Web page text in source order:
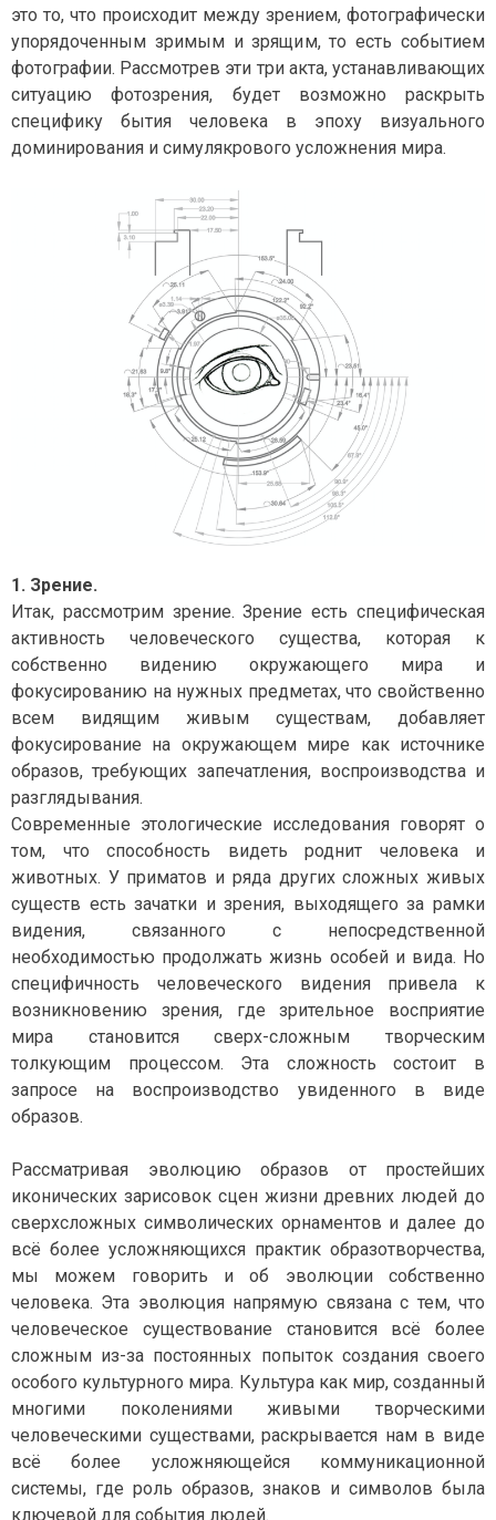
это то, что происходит между зрением, фотографически
упорядоченным зримым и зрящим, то есть событием
фотографии. Рассмотрев эти три акта, устанавливающих
ситуацию фотозрения, будет возможно раскрыть
специфику бытия человека в эпоху визуального
доминирования и симулякрового усложнения мира.
1. Зрение.
Итак, рассмотрим зрение. Зрение есть специфическая
активность человеческого существа, которая к
собственно видению окружающего мира и
фокусированию на нужных предметах, что свойственно
всем видящим живым существам, добавляет
фокусирование на окружающем мире как источнике
образов, требующих запечатления, воспроизводства и
разглядывания.
Современные этологические исследования говорят о
том, что способность видеть роднит человека и
животных. У приматов и ряда других сложных живых
существ есть зачатки и зрения, выходящего за рамки
видения, связанного с непосредственной
необходимостью продолжать жизнь особей и вида. Но
специфичность человеческого видения привела к
возникновению зрения, где зрительное восприятие
мира становится сверх-сложным творческим
толкующим процессом. Эта сложность состоит в
запросе на воспроизводство увиденного в виде
образов.
Рассматривая эволюцию образов от простейших
иконических зарисовок сцен жизни древних людей до
сверхсложных символических орнаментов и далее до
всё более усложняющихся практик образотворчества,
мы можем говорить и об эволюции собственно
человека. Эта эволюция напрямую связана с тем, что
человеческое существование становится всё более
сложным из-за постоянных попыток создания своего
особого культурного мира. Культура как мир, созданный
многими поколениями живыми творческими
человеческими существами, раскрывается нам в виде
всё более усложняющейся коммуникационной
системы, где роль образов, знаков и символов была
ключевой для события людей.